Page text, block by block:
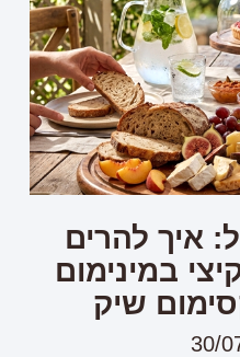
איך להרים
במינימום
שיק
30/